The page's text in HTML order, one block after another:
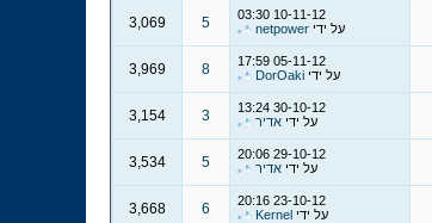
10-11-12
03:30
על ידי netpower
5
3,069
05-11-12
17:59
על ידי DorOaki
8
3,969
30-10-12
13:24
על ידי אדיר 3
3,154
29-10-12
20:06
על ידי אדיר 5
3,534
23-10-12
20:16
על ידי Kernel
6
3,668